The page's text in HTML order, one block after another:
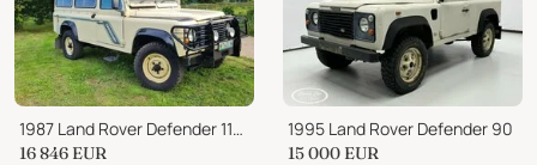
1987 Land Rover Defender 110 V8
16 846 EUR
1995 Land Rover Defender 90
15 000 EUR